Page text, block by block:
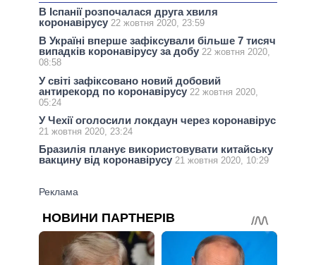
В Іспанії розпочалася друга хвиля
коронавірусу 22 жовтня 2020, 23:59
В Україні вперше зафіксували більше 7 тисяч
випадків коронавірусу за добу 22 жовтня 2020,
08:58
У світі зафіксовано новий добовий
антирекорд по коронавірусу 22 жовтня 2020,
05:24
У Чехії оголосили локдаун через коронавірус
21 жовтня 2020, 23:24
Бразилія планує використовувати китайську
вакцину від коронавірусу 21 жовтня 2020, 10:29